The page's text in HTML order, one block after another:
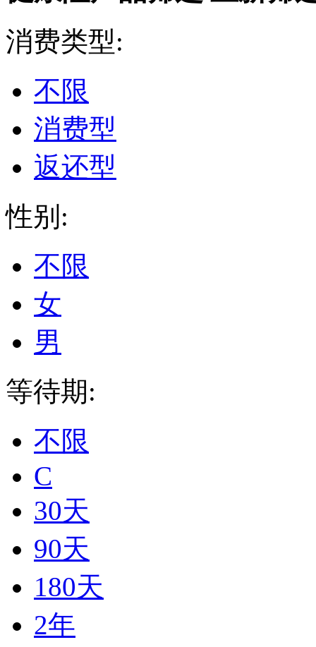
消费类型:
不限
消费型
返还型
性别:
不限
女
男
等待期:
不限
C
30天
90天
180天
2年